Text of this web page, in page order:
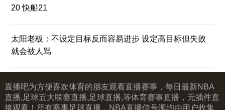
20 快船21
太阳老板：不设定目标反而容易进步 设定高目标但失败
就会被人骂
直播吧为方便喜欢体育的朋友观看直播赛事，每日最新NBA
直播,足球五大联赛直播,足球直播,等体育赛事直播，无插件直
接观看！所有赛事足球直播，NBA直播信号源均由用户收集